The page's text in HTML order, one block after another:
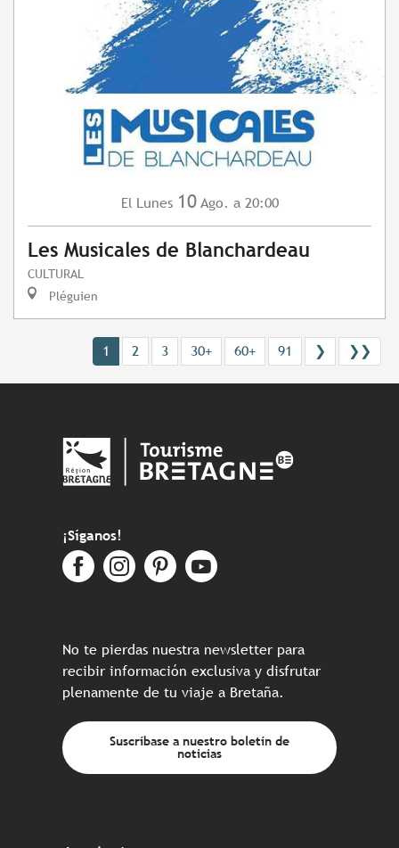
El Lunes 10 Ago. a 20:00
Les Musicales de Blanchardeau
CULTURAL
Pléguien
1 2 3 30+ 60+ 91 ❯ ❯❯
¡Síganos!
No te pierdas nuestra newsletter para
recibir información exclusiva y disfrutar
plenamente de tu viaje a Bretaña.
Suscríbase a nuestro boletín de
noticias